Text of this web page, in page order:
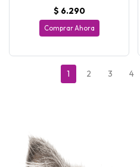
$ 6.290
Comprar Ahora
1 2 3 4